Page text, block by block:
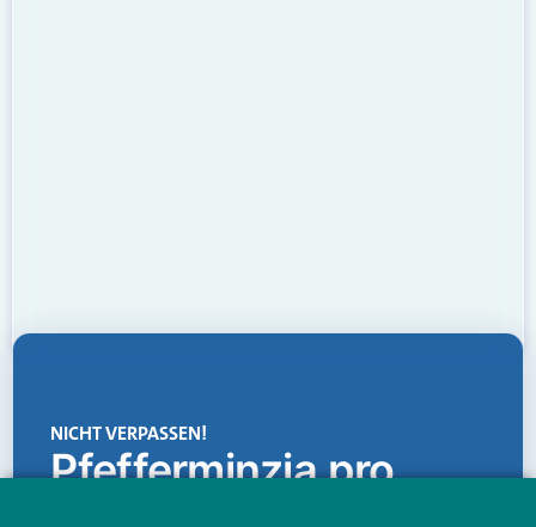
NICHT VERPASSEN!
Pfefferminzia.pro